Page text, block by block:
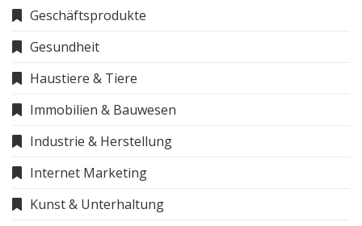
Geschäftsprodukte
Gesundheit
Haustiere & Tiere
Immobilien & Bauwesen
Industrie & Herstellung
Internet Marketing
Kunst & Unterhaltung